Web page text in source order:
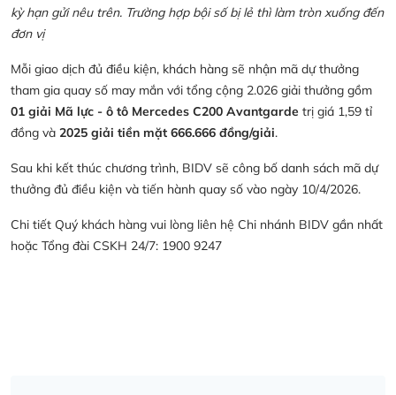
kỳ hạn gửi nêu trên. Trường hợp bội số bị lẻ thì làm tròn xuống đến
đơn vị
Mỗi giao dịch đủ điều kiện, khách hàng sẽ nhận mã dự thưởng
tham gia quay số may mắn với tổng cộng 2.026 giải thưởng gồm
01 giải Mã lực - ô tô Mercedes C200 Avantgarde trị giá 1,59 tỉ
đồng và 2025 giải tiền mặt 666.666 đồng/giải.
Sau khi kết thúc chương trình, BIDV sẽ công bố danh sách mã dự
thưởng đủ điều kiện và tiến hành quay số vào ngày 10/4/2026.
Chi tiết Quý khách hàng vui lòng liên hệ Chi nhánh BIDV gần nhất
hoặc Tổng đài CSKH 24/7: 1900 9247